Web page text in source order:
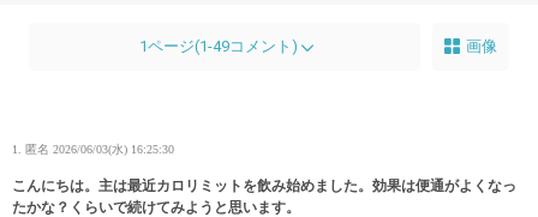
1ページ(1-49コメント) 画像
1. 匿名 2026/06/03(水) 16:25:30
こんにちは。主は最近カロリミットを飲み始めました。効果は便通がよくなっ
たかな？くらいで続けてみようと思います。